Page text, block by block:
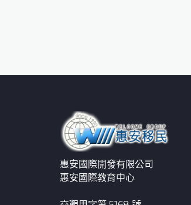
惠安國際開發有限公司
惠安國際教育中心